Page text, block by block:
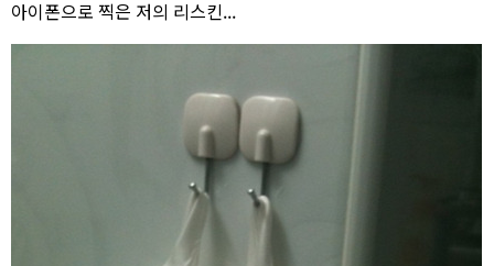
아이폰으로 찍은 저의 리스킨...